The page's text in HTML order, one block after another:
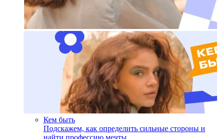
Кем быть
Подскажем, как определить сильные стороны и
найти профессию мечты